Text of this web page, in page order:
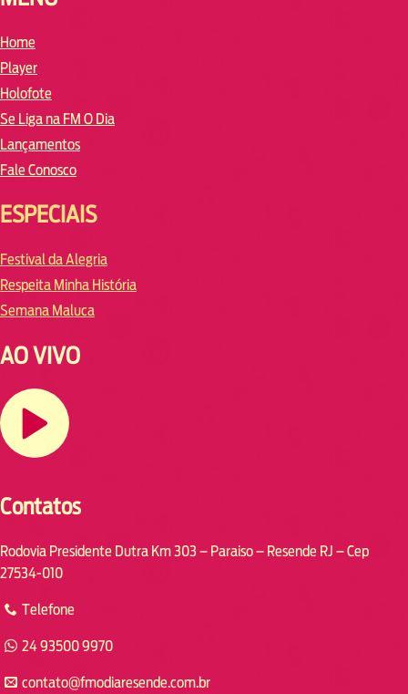
Home
Player
Holofote
Se Liga na FM O Dia
Lançamentos
Fale Conosco
ESPECIAIS
Festival da Alegria
Respeita Minha História
Semana Maluca
AO VIVO
Contatos
Rodovia Presidente Dutra Km 303 – Paraiso – Resende RJ – Cep
27534-010
Telefone
24 93500 9970
contato@fmodiaresende.com.br